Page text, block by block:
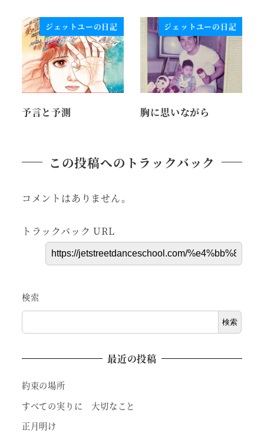
ジェットユーの日記
予言と予測
ジェットユーの日記
胸に思いながら
この投稿へのトラックバック
コメントはありません。
トラックバック URL
検索
検索
最近の投稿
約束の場所
すべての実りに 大切なこと
正月明け